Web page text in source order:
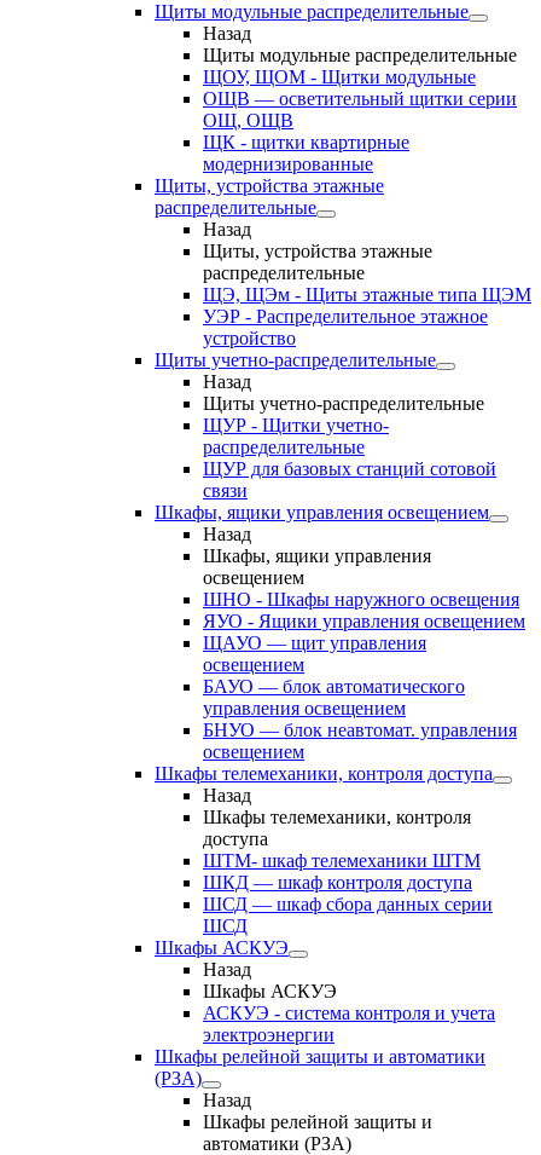
Щиты модульные распределительные
Назад
Щиты модульные распределительные
ЩОУ, ЩОМ - Щитки модульные
ОЩВ — осветительный щитки серии
ОЩ, ОЩВ
ЩК - щитки квартирные
модернизированные
Щиты, устройства этажные
распределительные
Назад
Щиты, устройства этажные
распределительные
ЩЭ, ЩЭм - Щиты этажные типа ЩЭМ
УЭР - Распределительное этажное
устройство
Щиты учетно-распределительные
Назад
Щиты учетно-распределительные
ЩУР - Щитки учетно-
распределительные
ЩУР для базовых станций сотовой
связи
Шкафы, ящики управления освещением
Назад
Шкафы, ящики управления
освещением
ШНО - Шкафы наружного освещения
ЯУО - Ящики управления освещением
ЩАУО — щит управления
освещением
БАУО — блок автоматического
управления освещением
БНУО — блок неавтомат. управления
освещением
Шкафы телемеханики, контроля доступа
Назад
Шкафы телемеханики, контроля
доступа
ШТМ- шкаф телемеханики ШТМ
ШКД — шкаф контроля доступа
ШСД — шкаф сбора данных серии
ШСД
Шкафы АСКУЭ
Назад
Шкафы АСКУЭ
АСКУЭ - система контроля и учета
электроэнергии
Шкафы релейной защиты и автоматики
(РЗА)
Назад
Шкафы релейной защиты и
автоматики (РЗА)